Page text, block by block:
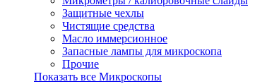
Защитные чехлы
Чистящие средства
Масло иммерсионное
Запасные лампы для микроскопа
Прочие
Показать все Микроскопы